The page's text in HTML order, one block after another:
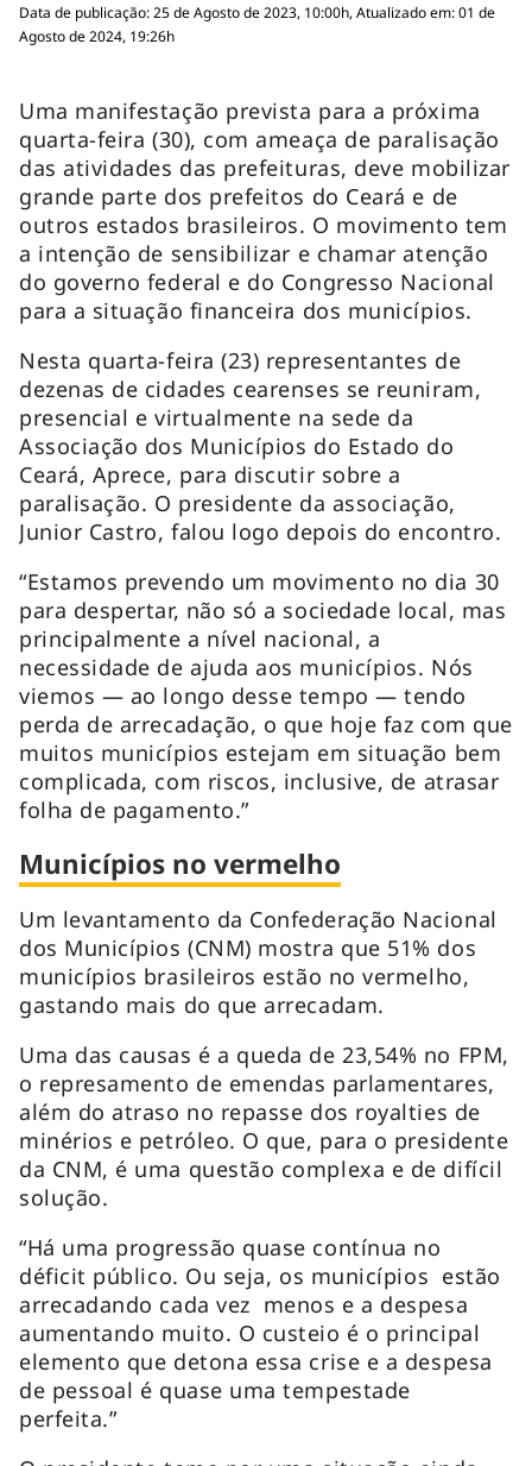
Data de publicação: 25 de Agosto de 2023, 10:00h, Atualizado em: 01 de
Agosto de 2024, 19:26h
Uma manifestação prevista para a próxima
quarta-feira (30), com ameaça de paralisação
das atividades das prefeituras, deve mobilizar
grande parte dos prefeitos do Ceará e de
outros estados brasileiros. O movimento tem
a intenção de sensibilizar e chamar atenção
do governo federal e do Congresso Nacional
para a situação financeira dos municípios.
Nesta quarta-feira (23) representantes de
dezenas de cidades cearenses se reuniram,
presencial e virtualmente na sede da
Associação dos Municípios do Estado do
Ceará, Aprece, para discutir sobre a
paralisação. O presidente da associação,
Junior Castro, falou logo depois do encontro.
“Estamos prevendo um movimento no dia 30
para despertar, não só a sociedade local, mas
principalmente a nível nacional, a
necessidade de ajuda aos municípios. Nós
viemos — ao longo desse tempo — tendo
perda de arrecadação, o que hoje faz com que
muitos municípios estejam em situação bem
complicada, com riscos, inclusive, de atrasar
folha de pagamento.”
Municípios no vermelho
Um levantamento da Confederação Nacional
dos Municípios (CNM) mostra que 51% dos
municípios brasileiros estão no vermelho,
gastando mais do que arrecadam.
Uma das causas é a queda de 23,54% no FPM,
o represamento de emendas parlamentares,
além do atraso no repasse dos royalties de
minérios e petróleo. O que, para o presidente
da CNM, é uma questão complexa e de difícil
solução.
“Há uma progressão quase contínua no
déficit público. Ou seja, os municípios estão
arrecadando cada vez menos e a despesa
aumentando muito. O custeio é o principal
elemento que detona essa crise e a despesa
de pessoal é quase uma tempestade
perfeita.”